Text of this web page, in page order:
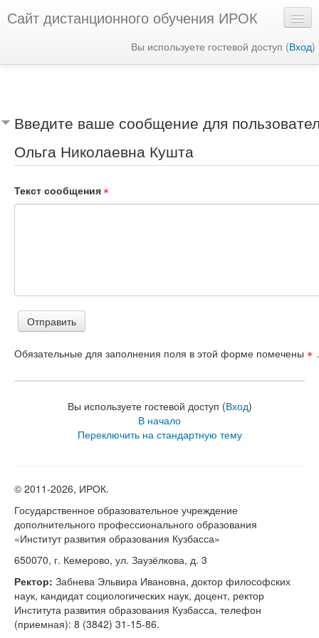
Сайт дистанционного обучения ИРОК
Вы используете гостевой доступ (Вход)
Введите ваше сообщение для
Ольга Николаевна Кушта
Текст сообщения
Обязательные для заполнения поля в этой форме помечены .
Вы используете гостевой доступ (Вход)
В начало
Переключить на стандартную тему
© 2011-2026, ИРОК.
Государственное образовательное учреждение
дополнительного профессионального образования
«Институт развития образования Кузбасса»
650070, г. Кемерово, ул. Заузёлкова, д. 3
Ректор: Забнева Эльвира Ивановна, доктор философских
наук, кандидат социологических наук, доцент, ректор
Института развития образования Кузбасса, телефон
(приемная): 8 (3842) 31-15-86.